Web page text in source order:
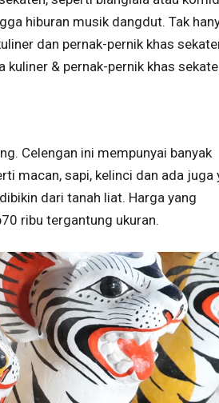
hiburan musik dangdut. Tak
dan pernak-pernik khas
& pernak-pernik khas
Celengan ini mempunyai banyak
macan, sapi, kelinci dan ada juga
dari tanah liat. Harga yang
ribu tergantung ukuran.